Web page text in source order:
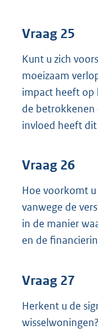
Vraag 25
Kunt u zich
moeizaam
impact heeft op
de betrokkenen
invloed heeft
Vraag 26
Hoe voorkomt
vanwege de
in de manier
en de
Vraag 27
Herkent u de